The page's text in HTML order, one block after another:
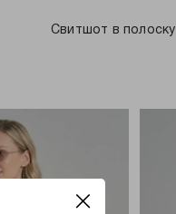
Свитшот в полоску